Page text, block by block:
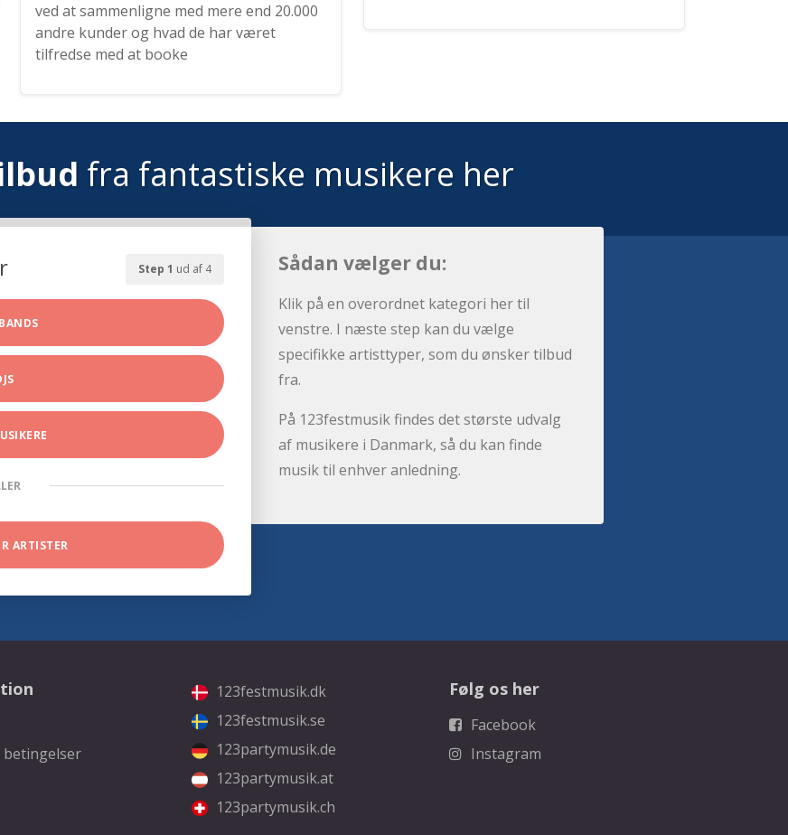
ved at sammenligne med mere end 20.000
andre kunder og hvad de har været
tilfredse med at booke
fra fantastiske musikere her
Step 1 ud af 4
ARTISTER
Sådan vælger du:
Klik på en overordnet kategori her til
venstre. I næste step kan du vælge
specifikke artisttyper, som du ønsker tilbud
fra.
På 123festmusik findes det største udvalg
af musikere i Danmark, så du kan finde
musik til enhver anledning.
betingelser
123festmusik.dk
123festmusik.se
123partymusik.de
123partymusik.at
123partymusik.ch
Følg os her
Facebook
Instagram